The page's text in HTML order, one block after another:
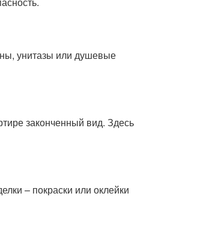
унитазы или душевые
законченный вид. Здесь
– покраски или оклейки